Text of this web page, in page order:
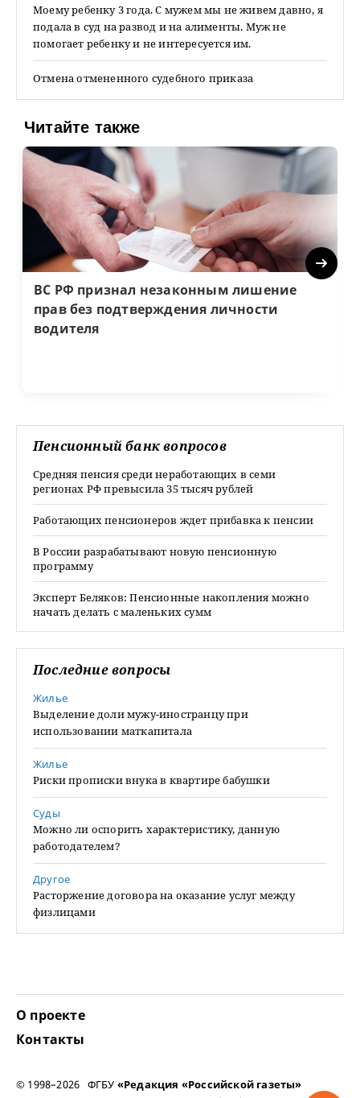
Моему ребенку 3 года. С мужем мы не живем давно, я
подала в суд на развод и на алименты. Муж не
помогает ребенку и не интересуется им.
Отмена отмененного судебного приказа
Читайте также
ВС РФ признал незаконным лишение
прав без подтверждения личности
водителя
Next
Пенсионный банк вопросов
Средняя пенсия среди неработающих в семи
регионах РФ превысила 35 тысяч рублей
Работающих пенсионеров ждет прибавка к пенсии
В России разрабатывают новую пенсионную
программу
Эксперт Беляков: Пенсионные накопления можно
начать делать с маленьких сумм
Последние вопросы
Жилье
Выделение доли мужу-иностранцу при
использовании маткапитала
Жилье
Риски прописки внука в квартире бабушки
Суды
Можно ли оспорить характеристику, данную
работодателем?
Другое
Расторжение договора на оказание услуг между
физлицами
О проекте
Контакты
© 1998–2026 ФГБУ «Редакция «Российской газеты»